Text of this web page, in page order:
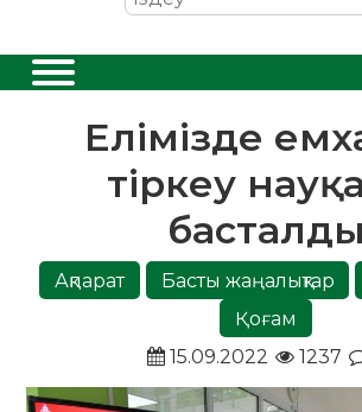
Елімізде
тіркеу
басталды
Ақпарат Басты жаңалықтар
Қоғам
15.09.2022
1237